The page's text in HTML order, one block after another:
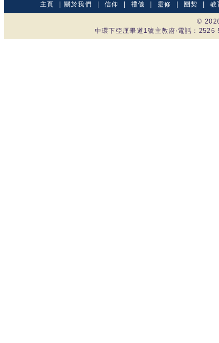
主頁 關於我們 信仰 禮儀 靈修 團契 |教
©
中環下亞厘畢道1號主教府‧電話：